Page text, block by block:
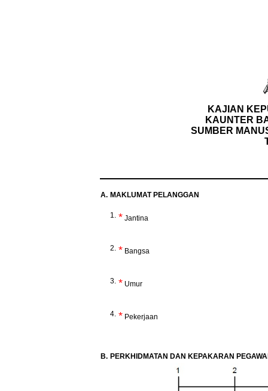
KAJIAN
KAUNTER
SUMBER
A. MAKLUMAT PELANGGAN
1. * Jantina
2. * Bangsa
3. * Umur
4. * Pekerjaan
B. PERKHIDMATAN DAN KEPAKARAN